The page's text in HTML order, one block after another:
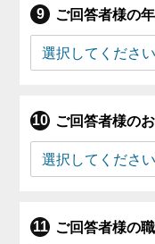
ご回答者様の
ご回答者様の
ご回答者様の